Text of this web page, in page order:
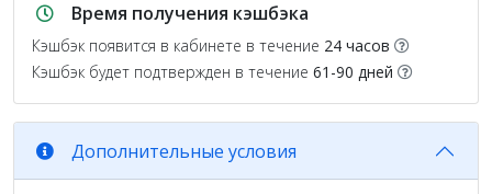
Время получения кэшбэка
Кэшбэк появится в кабинете в течение 24 часов
Кэшбэк будет подтвержден в течение 61-90 дней
Дополнительные условия